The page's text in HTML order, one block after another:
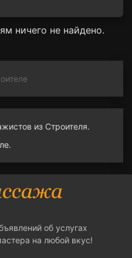
ничего не найдено.
из Строителя.
об услугах
на любой вкус!